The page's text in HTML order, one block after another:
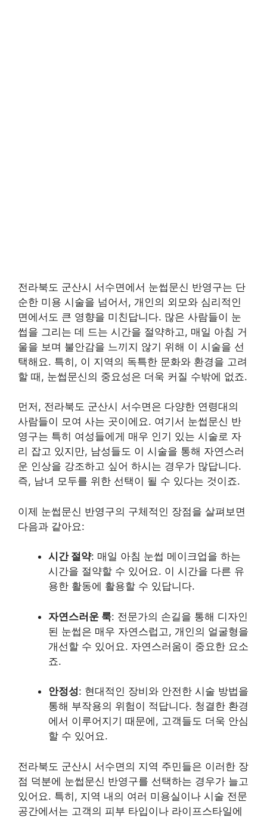
전라북도 군산시 서수면에서 눈썹문신 반영구는 단
순한 미용 시술을 넘어서, 개인의 외모와 심리적인
면에서도 큰 영향을 미친답니다. 많은 사람들이 눈
썹을 그리는 데 드는 시간을 절약하고, 매일 아침 거
울을 보며 불안감을 느끼지 않기 위해 이 시술을 선
택해요. 특히, 이 지역의 독특한 문화와 환경을 고려
할 때, 눈썹문신의 중요성은 더욱 커질 수밖에 없죠.
먼저, 전라북도 군산시 서수면은 다양한 연령대의
사람들이 모여 사는 곳이에요. 여기서 눈썹문신 반
영구는 특히 여성들에게 매우 인기 있는 시술로 자
리 잡고 있지만, 남성들도 이 시술을 통해 자연스러
운 인상을 강조하고 싶어 하시는 경우가 많답니다.
즉, 남녀 모두를 위한 선택이 될 수 있다는 것이죠.
이제 눈썹문신 반영구의 구체적인 장점을 살펴보면
다음과 같아요:
시간 절약: 매일 아침 눈썹 메이크업을 하는
시간을 절약할 수 있어요. 이 시간을 다른 유
용한 활동에 활용할 수 있답니다.
자연스러운 룩: 전문가의 손길을 통해 디자인
된 눈썹은 매우 자연스럽고, 개인의 얼굴형을
개선할 수 있어요. 자연스러움이 중요한 요소
죠.
안정성: 현대적인 장비와 안전한 시술 방법을
통해 부작용의 위험이 적답니다. 청결한 환경
에서 이루어지기 때문에, 고객들도 더욱 안심
할 수 있어요.
전라북도 군산시 서수면의 지역 주민들은 이러한 장
점 덕분에 눈썹문신 반영구를 선택하는 경우가 늘고
있어요. 특히, 지역 내의 여러 미용실이나 시술 전문
공간에서는 고객의 피부 타입이나 라이프스타일에